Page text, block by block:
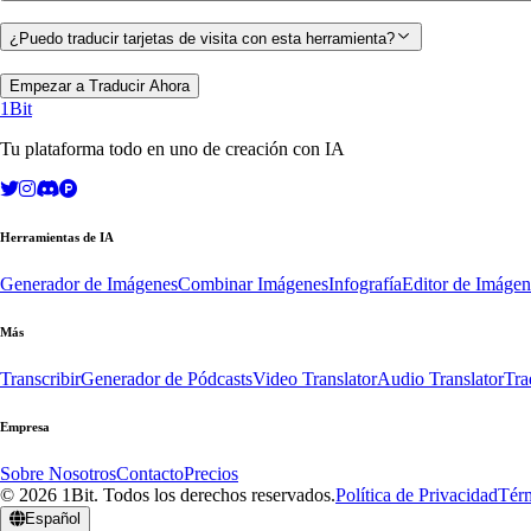
¿Puedo traducir tarjetas de visita con esta herramienta?
Empezar a Traducir Ahora
1Bit
Tu plataforma todo en uno de creación con IA
Herramientas de IA
Generador de ImágenesCombinar ImágenesInfografíaEditor de
Más
TranscribirGenerador de PódcastsVideo TranslatorAudio Translator
Empresa
Sobre NosotrosContactoPrecios
© 2026 1Bit. Todos los derechos reservados.Política de Privacidad
Español